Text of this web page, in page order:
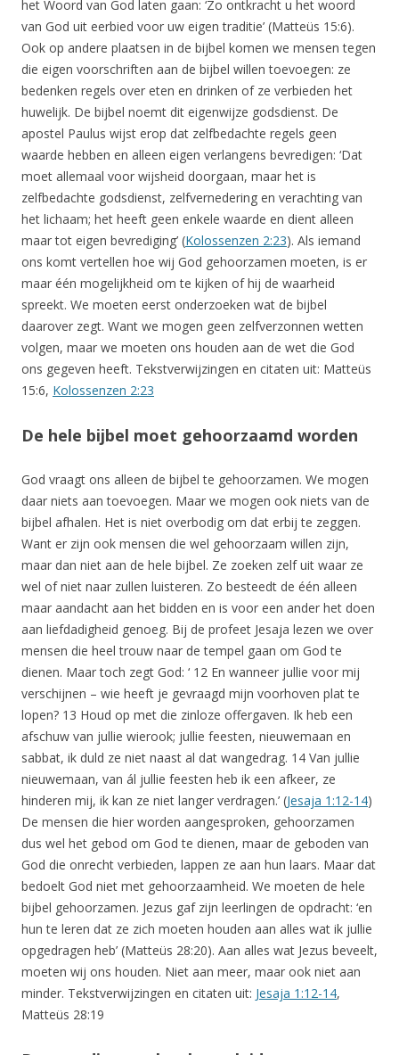
het Woord van God laten gaan: ‘Zo ontkracht u het woord
van God uit eerbied voor uw eigen traditie’ (Matteüs 15:6).
Ook op andere plaatsen in de bijbel komen we mensen tegen
die eigen voorschriften aan de bijbel willen toevoegen: ze
bedenken regels over eten en drinken of ze verbieden het
huwelijk. De bijbel noemt dit eigenwijze godsdienst. De
apostel Paulus wijst erop dat zelfbedachte regels geen
waarde hebben en alleen eigen verlangens bevredigen: ‘Dat
moet allemaal voor wijsheid doorgaan, maar het is
zelfbedachte godsdienst, zelfvernedering en verachting van
het lichaam; het heeft geen enkele waarde en dient alleen
maar tot eigen bevrediging’ (Kolossenzen 2:23). Als iemand
ons komt vertellen hoe wij God gehoorzamen moeten, is er
maar één mogelijkheid om te kijken of hij de waarheid
spreekt. We moeten eerst onderzoeken wat de bijbel
daarover zegt. Want we mogen geen zelfverzonnen wetten
volgen, maar we moeten ons houden aan de wet die God
ons gegeven heeft. Tekstverwijzingen en citaten uit: Matteüs
15:6, Kolossenzen 2:23
De hele bijbel moet gehoorzaamd worden
God vraagt ons alleen de bijbel te gehoorzamen. We mogen
daar niets aan toevoegen. Maar we mogen ook niets van de
bijbel afhalen. Het is niet overbodig om dat erbij te zeggen.
Want er zijn ook mensen die wel gehoorzaam willen zijn,
maar dan niet aan de hele bijbel. Ze zoeken zelf uit waar ze
wel of niet naar zullen luisteren. Zo besteedt de één alleen
maar aandacht aan het bidden en is voor een ander het doen
aan liefdadigheid genoeg. Bij de profeet Jesaja lezen we over
mensen die heel trouw naar de tempel gaan om God te
dienen. Maar toch zegt God: ‘ 12 En wanneer jullie voor mij
verschijnen – wie heeft je gevraagd mijn voorhoven plat te
lopen? 13 Houd op met die zinloze offergaven. Ik heb een
afschuw van jullie wierook; jullie feesten, nieuwemaan en
sabbat, ik duld ze niet naast al dat wangedrag. 14 Van jullie
nieuwemaan, van ál jullie feesten heb ik een afkeer, ze
hinderen mij, ik kan ze niet langer verdragen.’ (Jesaja 1:12-14)
De mensen die hier worden aangesproken, gehoorzamen
dus wel het gebod om God te dienen, maar de geboden van
God die onrecht verbieden, lappen ze aan hun laars. Maar dat
bedoelt God niet met gehoorzaamheid. We moeten de hele
bijbel gehoorzamen. Jezus gaf zijn leerlingen de opdracht: ‘en
hun te leren dat ze zich moeten houden aan alles wat ik jullie
opgedragen heb’ (Matteüs 28:20). Aan alles wat Jezus beveelt,
moeten wij ons houden. Niet aan meer, maar ook niet aan
minder. Tekstverwijzingen en citaten uit: Jesaja 1:12-14,
Matteüs 28:19